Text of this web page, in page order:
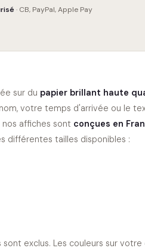
· CB, PayPal, Apple Pay
sur du papier brillant haute
votre temps d'arrivée ou le
affiches sont conçues en
différentes tailles disponibles :
exclus. Les couleurs sur